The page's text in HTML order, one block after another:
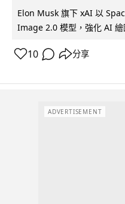
Elon Musk 旗下 xAI 以
Image 2.0 模型，強化 AI 繪
10 分享
ADVERTISEMENT